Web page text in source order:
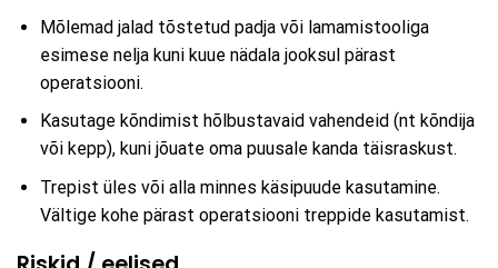
Mõlemad jalad tõstetud padja või lamamistooliga
esimese nelja kuni kuue nädala jooksul pärast
operatsiooni.
Kasutage kõndimist hõlbustavaid vahendeid (nt kõndija
või kepp), kuni jõuate oma puusale kanda täisraskust.
Trepist üles või alla minnes käsipuude kasutamine.
Vältige kohe pärast operatsiooni treppide kasutamist.